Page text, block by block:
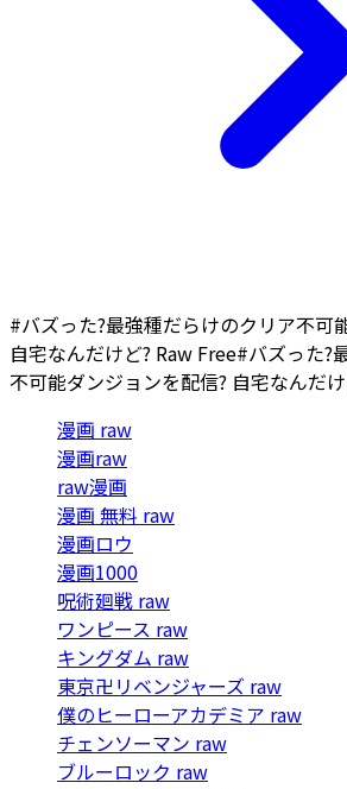
#バズった?最強種だらけのクリア不可
自宅なんだけど? Raw Free#バズった?
不可能ダンジョンを配信? 自宅なんだ
漫画 raw
漫画raw
raw漫画
漫画 無料 raw
漫画ロウ
漫画1000
呪術廻戦 raw
ワンピース raw
キングダム raw
東京卍リベンジャーズ raw
僕のヒーローアカデミア raw
チェンソーマン raw
ブルーロック raw